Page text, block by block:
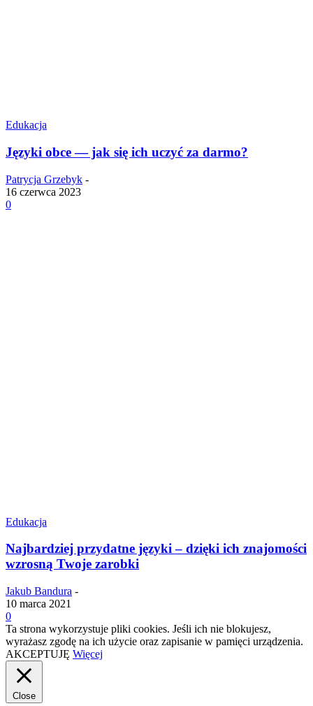
Edukacja
Języki obce — jak się ich uczyć za darmo?
Patrycja Grzebyk -
16 czerwca 2023
0
Edukacja
Najbardziej przydatne języki – dzięki ich znajomości
wzrosną Twoje zarobki
Jakub Bandura -
10 marca 2021
0
Ta strona wykorzystuje pliki cookies. Jeśli ich nie blokujesz,
wyrażasz zgodę na ich użycie oraz zapisanie w pamięci urządzenia.
AKCEPTUJĘ Więcej
Close